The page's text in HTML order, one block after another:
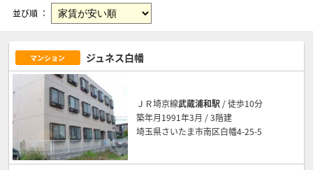
並び順 ：
マンション ジュネス白幡
ＪＲ埼京線武蔵浦和駅 / 徒歩10分
築年月1991年3月 / 3階建
埼玉県さいたま市南区白幡4-25-5